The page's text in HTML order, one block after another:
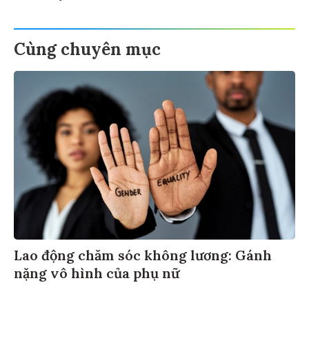
Cùng chuyên mục
Lao động chăm sóc không lương: Gánh
nặng vô hình của phụ nữ